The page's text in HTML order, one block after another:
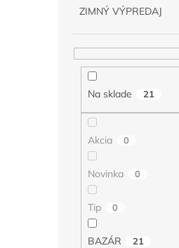
ZIMNÝ VÝPREDAJ
Na sklade 21
Akcia 0
Novinka 0
Tip 0
BAZÁR 21